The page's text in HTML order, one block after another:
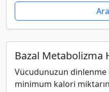
Bazal Metabolizma
Vücudunuzun dinlenme
minimum kalori